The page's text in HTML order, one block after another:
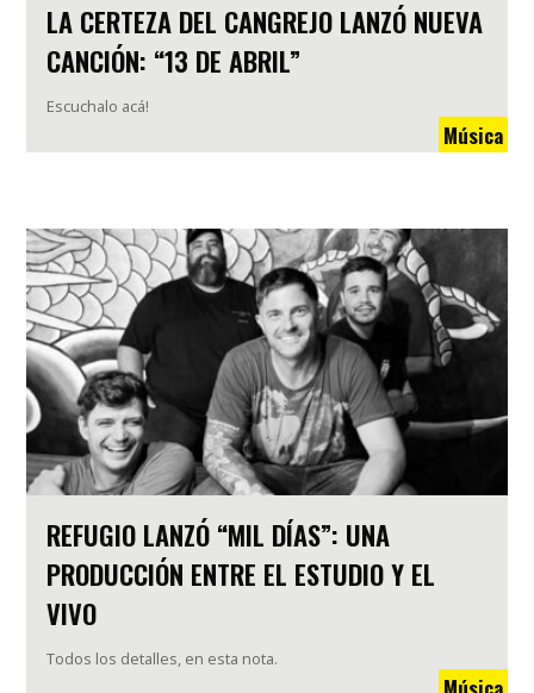
LA CERTEZA DEL CANGREJO LANZÓ NUEVA
CANCIÓN: “13 DE ABRIL”
Escuchalo acá!
Música
REFUGIO LANZÓ “MIL DÍAS”: UNA
PRODUCCIÓN ENTRE EL ESTUDIO Y EL
VIVO
Todos los detalles, en esta nota.